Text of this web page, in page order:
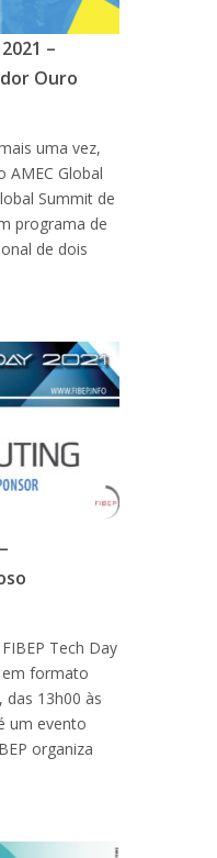
–
Ouro
uma vez,
AMEC Global
Summit de
programa de
de dois
Tech Day
em formato
13h00 às
um evento
organiza